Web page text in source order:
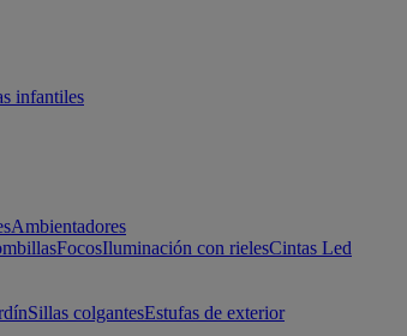
infantiles
Ambientadores
FocosIluminación con rielesCintas Led
Sillas colgantesEstufas de exterior